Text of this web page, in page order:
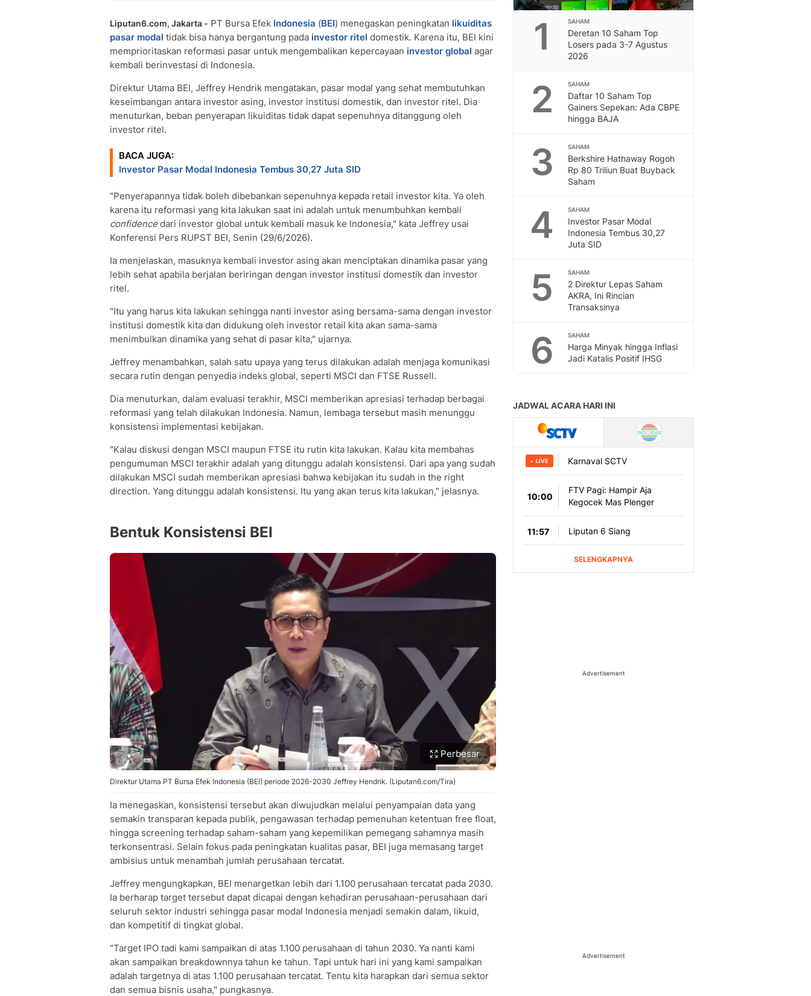
Liputan6.com, Jakarta - PT Bursa Efek Indonesia (BEI) menegaskan peningkatan likuiditas
pasar modal tidak bisa hanya bergantung pada investor ritel domestik. Karena itu, BEI kini
memprioritaskan reformasi pasar untuk mengembalikan kepercayaan investor global agar
kembali berinvestasi di Indonesia.
Direktur Utama BEI, Jeffrey Hendrik mengatakan, pasar modal yang sehat membutuhkan
keseimbangan antara investor asing, investor institusi domestik, dan investor ritel. Dia
menuturkan, beban penyerapan likuiditas tidak dapat sepenuhnya ditanggung oleh
investor ritel.
BACA JUGA:
Investor Pasar Modal Indonesia Tembus 30,27 Juta SID
"Penyerapannya tidak boleh dibebankan sepenuhnya kepada retail investor kita. Ya oleh
karena itu reformasi yang kita lakukan saat ini adalah untuk menumbuhkan kembali
confidencedari investor global untuk kembali masuk ke Indonesia," kata Jeffrey usai
Konferensi Pers RUPST BEI, Senin (29/6/2026).
Ia menjelaskan, masuknya kembali investor asing akan menciptakan dinamika pasar yang
lebih sehat apabila berjalan beriringan dengan investor institusi domestik dan investor
ritel.
"Itu yang harus kita lakukan sehingga nanti investor asing bersama-sama dengan investor
institusi domestik kita dan didukung oleh investor retail kita akan sama-sama
menimbulkan dinamika yang sehat di pasar kita," ujarnya.
Jeffrey menambahkan, salah satu upaya yang terus dilakukan adalah menjaga komunikasi
secara rutin dengan penyedia indeks global, seperti MSCI dan FTSE Russell.
Dia menuturkan, dalam evaluasi terakhir, MSCI memberikan apresiasi terhadap berbagai
reformasi yang telah dilakukan Indonesia. Namun, lembaga tersebut masih menunggu
konsistensi implementasi kebijakan.
"Kalau diskusi dengan MSCI maupun FTSE itu rutin kita lakukan. Kalau kita membahas
pengumuman MSCI terakhir adalah yang ditunggu adalah konsistensi. Dari apa yang sudah
dilakukan MSCI sudah memberikan apresiasi bahwa kebijakan itu sudah in the right
direction. Yang ditunggu adalah konsistensi. Itu yang akan terus kita lakukan," jelasnya.
Bentuk Konsistensi BEI
Perbesar
Direktur Utama PT Bursa Efek Indonesia (BEI) periode 2026-2030 Jeffrey Hendrik. (Liputan6.com/Tira)
Ia menegaskan, konsistensi tersebut akan diwujudkan melalui penyampaian data yang
semakin transparan kepada publik, pengawasan terhadap pemenuhan ketentuan free float,
hingga screening terhadap saham-saham yang kepemilikan pemegang sahamnya masih
terkonsentrasi. Selain fokus pada peningkatan kualitas pasar, BEI juga memasang target
ambisius untuk menambah jumlah perusahaan tercatat.
Jeffrey mengungkapkan, BEI menargetkan lebih dari 1.100 perusahaan tercatat pada 2030.
Ia berharap target tersebut dapat dicapai dengan kehadiran perusahaan-perusahaan dari
seluruh sektor industri sehingga pasar modal Indonesia menjadi semakin dalam, likuid,
dan kompetitif di tingkat global.
"Target IPO tadi kami sampaikan di atas 1.100 perusahaan di tahun 2030. Ya nanti kami
akan sampaikan breakdownnya tahun ke tahun. Tapi untuk hari ini yang kami sampaikan
adalah targetnya di atas 1.100 perusahaan tercatat. Tentu kita harapkan dari semua sektor
dan semua bisnis usaha," pungkasnya.
1 SAHAM
Deretan 10 Saham Top
Losers pada 3-7 Agustus
2026
2 SAHAM
Daftar 10 Saham Top
Gainers Sepekan: Ada CBPE
hingga BAJA
3 SAHAM
Berkshire Hathaway Rogoh
Rp 80 Triliun Buat Buyback
Saham
4 SAHAM
Investor Pasar Modal
Indonesia Tembus 30,27
Juta SID
5 SAHAM
2 Direktur Lepas Saham
AKRA, Ini Rincian
Transaksinya
6 SAHAM
Harga Minyak hingga Inflasi
Jadi Katalis Positif IHSG
Advertisement
Advertisement